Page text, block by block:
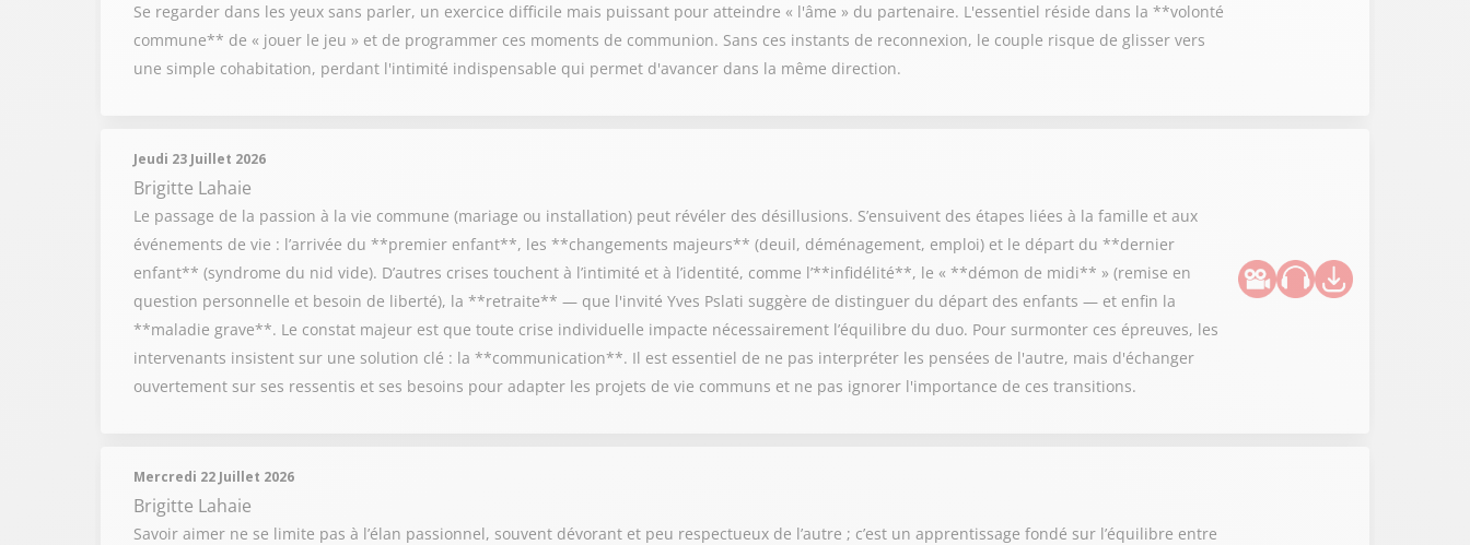
Se regarder dans les yeux sans parler, un exercice difficile mais puissant pour atteindre « l'âme » du partenaire. L'essentiel réside dans la **volonté
commune** de « jouer le jeu » et de programmer ces moments de communion. Sans ces instants de reconnexion, le couple risque de glisser vers
une simple cohabitation, perdant l'intimité indispensable qui permet d'avancer dans la même direction.
Jeudi 23 Juillet 2026
Brigitte Lahaie
Le passage de la passion à la vie commune (mariage ou installation) peut révéler des désillusions. S’ensuivent des étapes liées à la famille et aux
événements de vie : l’arrivée du **premier enfant**, les **changements majeurs** (deuil, déménagement, emploi) et le départ du **dernier
enfant** (syndrome du nid vide). D’autres crises touchent à l’intimité et à l’identité, comme l’**infidélité**, le « **démon de midi** » (remise en
question personnelle et besoin de liberté), la **retraite** — que l'invité Yves Pslati suggère de distinguer du départ des enfants — et enfin la
**maladie grave**. Le constat majeur est que toute crise individuelle impacte nécessairement l’équilibre du duo. Pour surmonter ces épreuves, les
intervenants insistent sur une solution clé : la **communication**. Il est essentiel de ne pas interpréter les pensées de l'autre, mais d'échanger
ouvertement sur ses ressentis et ses besoins pour adapter les projets de vie communs et ne pas ignorer l'importance de ces transitions.
Mercredi 22 Juillet 2026
Brigitte Lahaie
Savoir aimer ne se limite pas à l’élan passionnel, souvent dévorant et peu respectueux de l’autre ; c’est un apprentissage fondé sur l’équilibre entre